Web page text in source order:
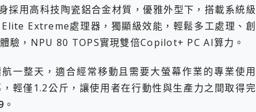
用高科技陶瓷鋁合金材質，優雅外型下，搭載系統級
Extreme處理器，獨顯級效能，輕鬆多工處理、創
驗，NPU 80 TOPS實現雙倍Copilot+ PC AI算力。
一整天，適合經常移動且需要大螢幕作業的專業使用
輕僅1.2公斤，讓使用者在行動性與生產力之間取得完
。